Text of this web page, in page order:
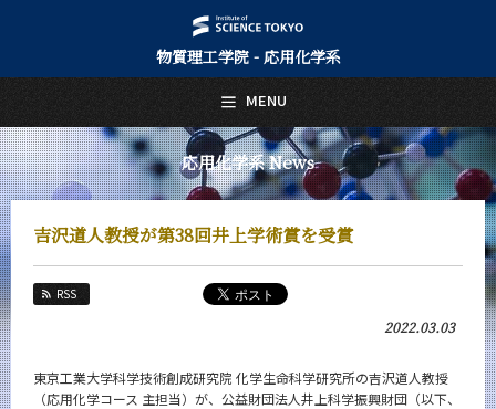
物質理工学院 - 応用化学系
応用化学系 News
吉沢道人教授が第38回井上学術賞を受賞
RSS
2022.03.03
東京工業大学科学技術創成研究院 化学生命科学研究所の吉沢道人教授
（応用化学コース 主担当）が、公益財団法人井上科学振興財団（以下、
MENU
日本語 English
トップページ
Top Page
応用化学系について
About Us
教育
Education
教員・研究室
未来
Future